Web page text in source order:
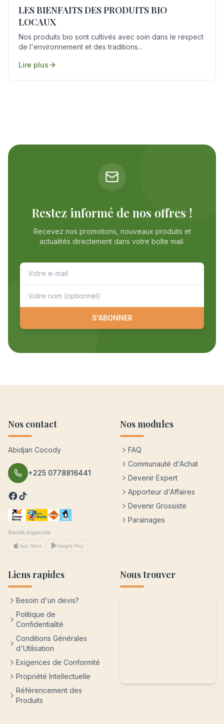
LES BIENFAITS DES PRODUITS BIO
LOCAUX
Nos produits bio sont cultivés avec soin dans le respect
de l'environnement et des traditions...
Lire plus
Restez informé de nos offres !
Recevez nos promotions, nouveaux produits et
actualités directement dans votre boîte mail.
S'ABONNER
Nos contact
Abidjan Cocody
+225 0778816441
Bientôt disponible
App Store Google Play
Nos modules
FAQ
Communauté d'Achat
Devenir Expert
Apporteur d'Affaires
Devenir Grossiste
Parainages
Liens rapides
Besoin d'un devis?
Politique de
Confidentialité
Conditions Générales
d'Utilisation
Exigences de Conformité
Propriété Intellectuelle
Référencement des
Produits
Nous trouver